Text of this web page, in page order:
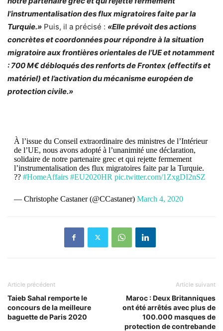
l’instrumentalisation des flux migratoires faite par la
Turquie.» Puis, il a précisé : «Elle prévoit des actions
concrètes et coordonnées pour répondre à la situation
migratoire aux frontières orientales de l’UE et notamment
: 700 M€ débloqués des renforts de Frontex (effectifs et
matériel) et l’activation du mécanisme européen de
protection civile.»
À l’issue du Conseil extraordinaire des ministres de l’Intérieur
de l’UE, nous avons adopté à l’unanimité une déclaration,
solidaire de notre partenaire grec et qui rejette fermement
l’instrumentalisation des flux migratoires faite par la Turquie.
?? #HomeAffairs #EU2020HR pic.twitter.com/1ZxgDI2nSZ
— Christophe Castaner (@CCastaner) March 4, 2020
Article précédent
Taieb Sahal remporte le
concours de la meilleure
baguette de Paris 2020
Article suivant
Maroc : Deux Britanniques
ont été arrêtés avec plus de
100.000 masques de
protection de contrebande